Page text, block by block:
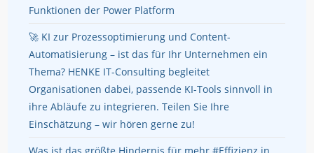
Funktionen der Power Platform
🚀 KI zur Prozessoptimierung und Content-
Automatisierung – ist das für Ihr Unternehmen ein
Thema? HENKE IT-Consulting begleitet
Organisationen dabei, passende KI-Tools sinnvoll in
ihre Abläufe zu integrieren. Teilen Sie Ihre
Einschätzung – wir hören gerne zu!
Was ist das größte Hindernis für mehr #Effizienz in